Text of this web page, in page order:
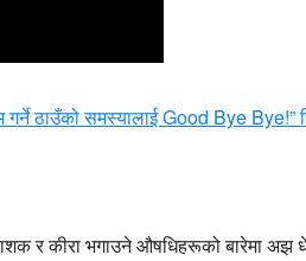
ठाउँको समस्यालाई Good Bye Bye!”
र कीरा भगाउने औषधिहरूको बारेमा अझ